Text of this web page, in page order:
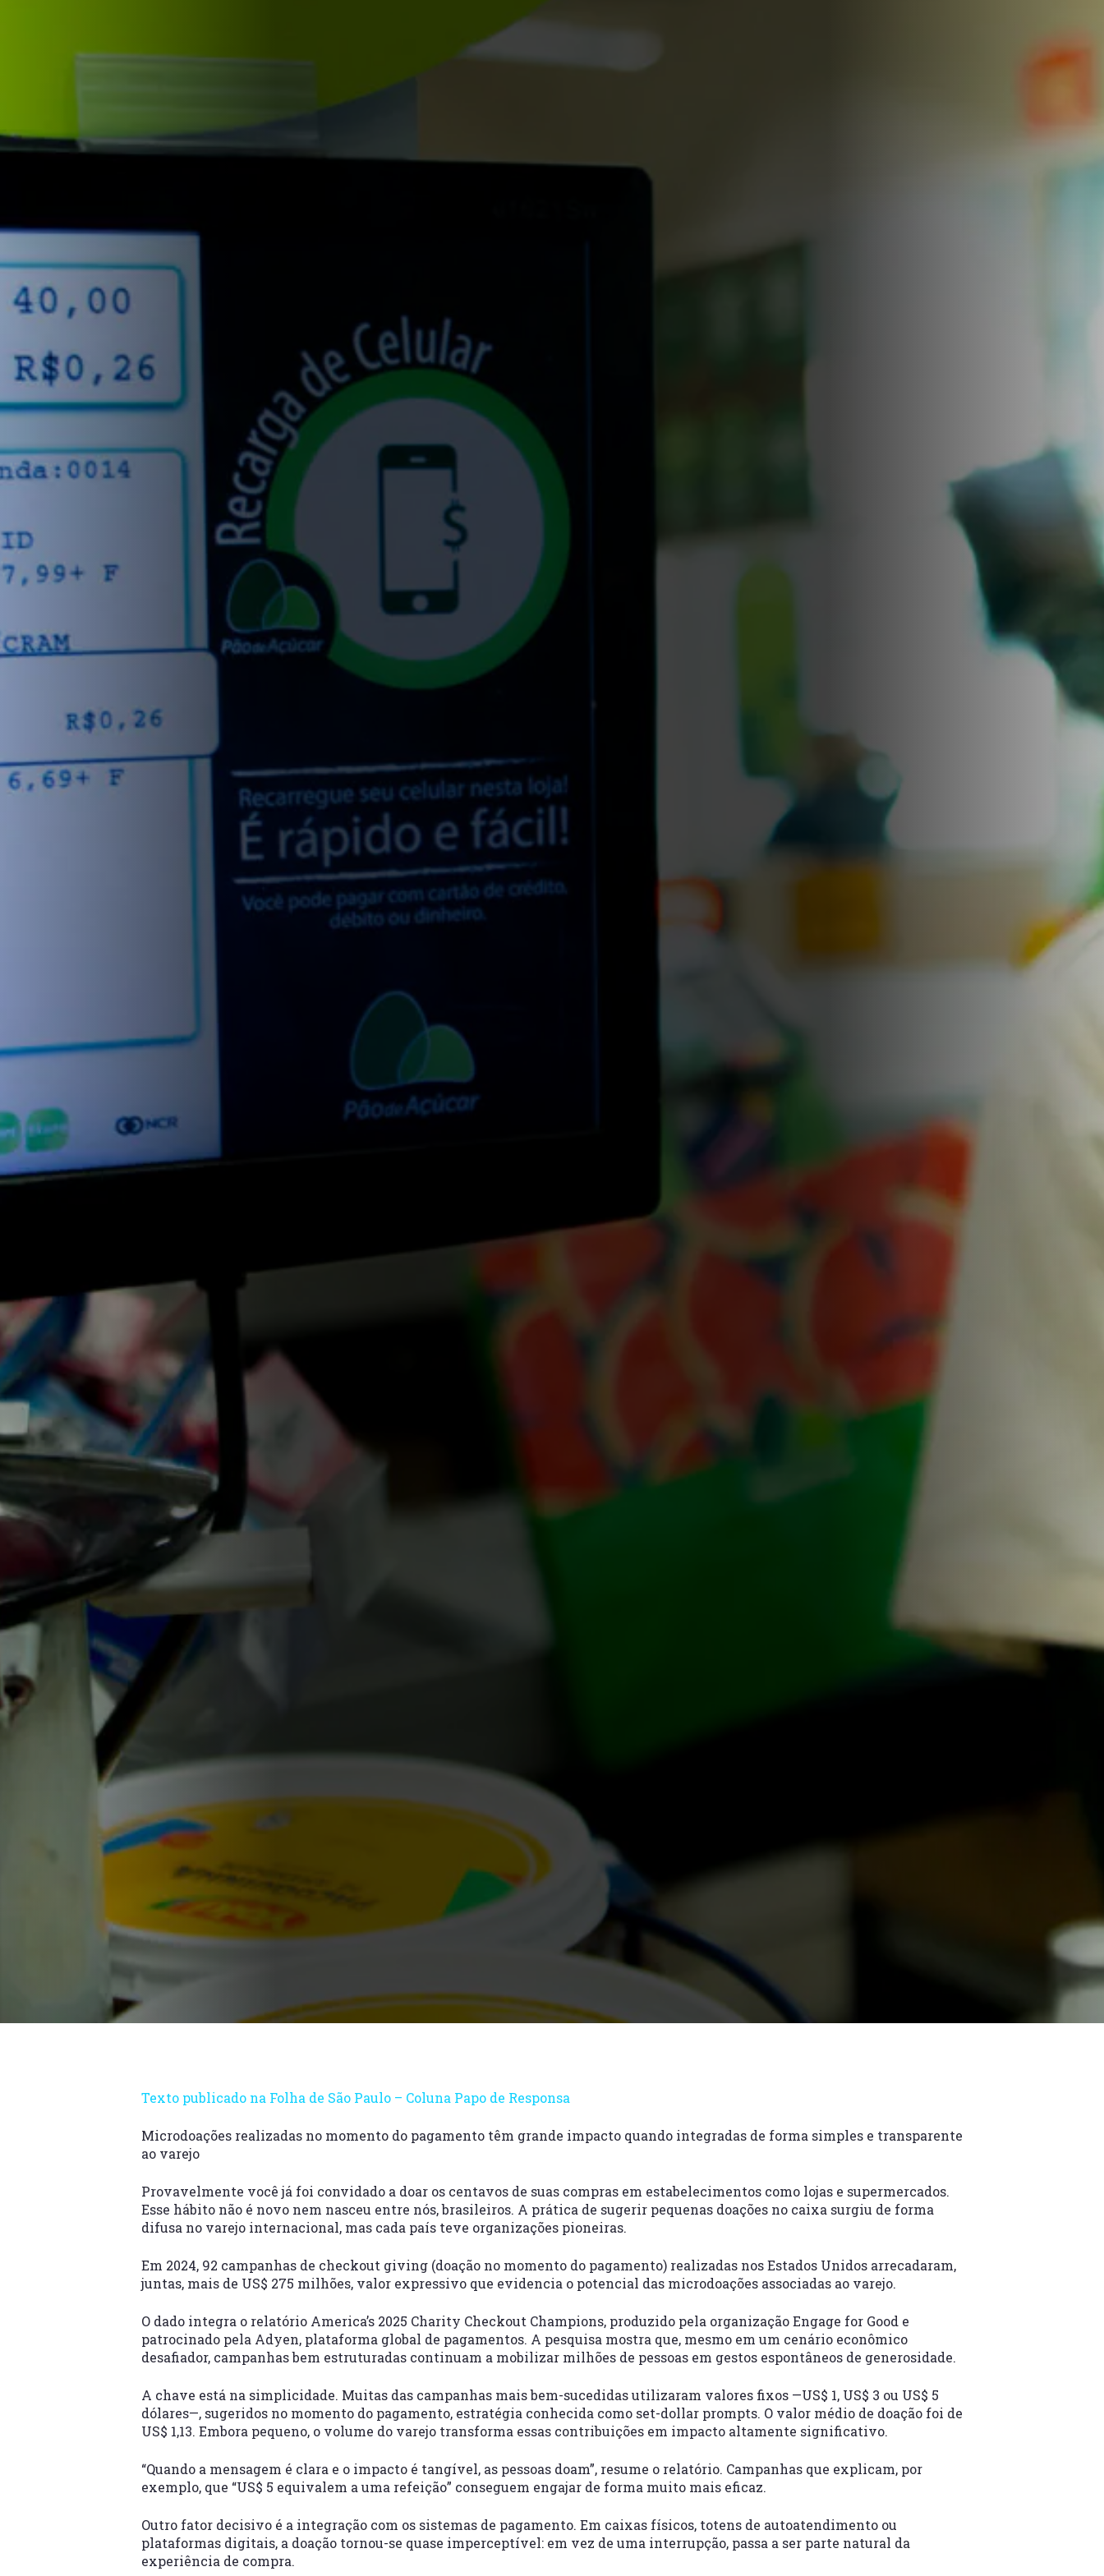
Blog
Texto publicado na Folha de São Paulo – Coluna Papo de Responsa
Microdoações realizadas no momento do pagamento têm grande impacto quando integradas de forma simples e transparente
ao varejo
Provavelmente você já foi convidado a doar os centavos de suas compras em estabelecimentos como lojas e supermercados.
Esse hábito não é novo nem nasceu entre nós, brasileiros. A prática de sugerir pequenas doações no caixa surgiu de forma
difusa no varejo internacional, mas cada país teve organizações pioneiras.
Em 2024, 92 campanhas de checkout giving (doação no momento do pagamento) realizadas nos Estados Unidos arrecadaram,
juntas, mais de US$ 275 milhões, valor expressivo que evidencia o potencial das microdoações associadas ao varejo.
O dado integra o relatório America’s 2025 Charity Checkout Champions, produzido pela organização Engage for Good e
patrocinado pela Adyen, plataforma global de pagamentos. A pesquisa mostra que, mesmo em um cenário econômico
desafiador, campanhas bem estruturadas continuam a mobilizar milhões de pessoas em gestos espontâneos de generosidade.
A chave está na simplicidade. Muitas das campanhas mais bem-sucedidas utilizaram valores fixos —US$ 1, US$ 3 ou US$ 5
dólares—, sugeridos no momento do pagamento, estratégia conhecida como set-dollar prompts. O valor médio de doação foi de
US$ 1,13. Embora pequeno, o volume do varejo transforma essas contribuições em impacto altamente significativo.
“Quando a mensagem é clara e o impacto é tangível, as pessoas doam”, resume o relatório. Campanhas que explicam, por
exemplo, que “US$ 5 equivalem a uma refeição” conseguem engajar de forma muito mais eficaz.
Outro fator decisivo é a integração com os sistemas de pagamento. Em caixas físicos, totens de autoatendimento ou
plataformas digitais, a doação tornou-se quase imperceptível: em vez de uma interrupção, passa a ser parte natural da
experiência de compra.